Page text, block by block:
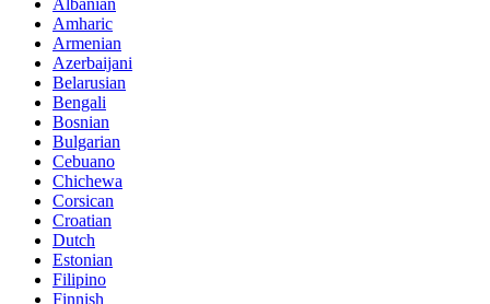
Albanian
Amharic
Armenian
Azerbaijani
Belarusian
Bengali
Bosnian
Bulgarian
Cebuano
Chichewa
Corsican
Croatian
Dutch
Estonian
Filipino
Finnish